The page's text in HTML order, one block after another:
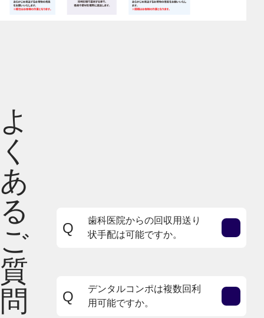
よ
く
あ
る
ご
質
問
Q
歯科医院からの回収用送り
状手配は可能ですか。
Open
じて手配が可能です。
Q
デンタルコンポは複数回利
用可能ですか。
Open